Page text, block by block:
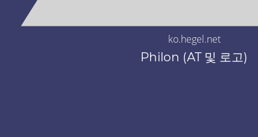
ko.hegel.net
Philon (AT 및 로고)